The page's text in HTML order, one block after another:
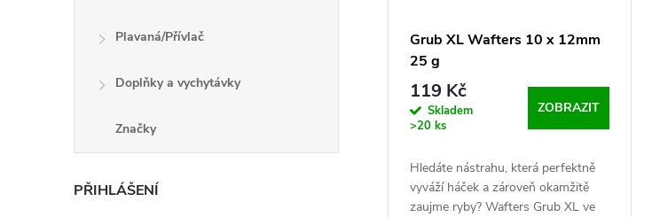
Plavaná/Přívlač
Doplňky a vychytávky
Značky
PŘIHLÁŠENÍ
Grub XL Wafters 10 x 12mm
25 g
119 Kč
Skladem
>20 ks
ZOBRAZIT
Hledáte nástrahu, která perfektně
vyváží háček a zároveň okamžitě
zaujme ryby? Wafters Grub XL ve